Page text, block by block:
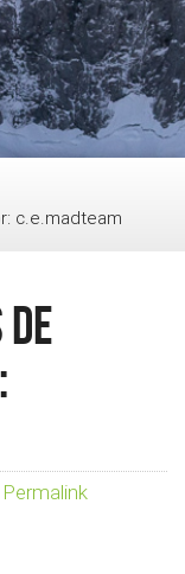
c.e.madteam
Permalink